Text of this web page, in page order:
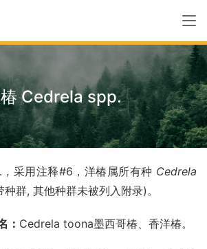
Cedrela spp.
， 采用注释#6，洋椿属所有种 Cedrela
群, 其他种群未被列入附录)。
： Cedrela toona墨西哥椿、香洋椿。